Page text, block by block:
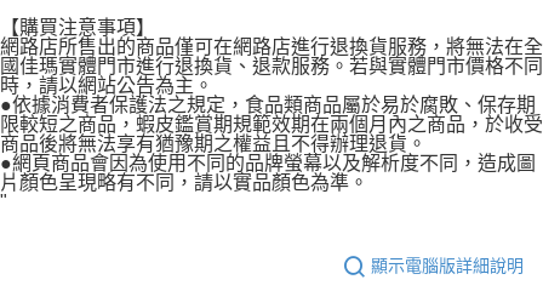
【購買注意事項】
網路店所售出的商品僅可在網路店進行退換貨服務，將無法在全
國佳瑪實體門市進行退換貨、退款服務。若與實體門市價格不同
時，請以網站公告為主。
●依據消費者保護法之規定，食品類商品屬於易於腐敗、保存期
限較短之商品，蝦皮鑑賞期規範效期在兩個月內之商品，於收受
商品後將無法享有猶豫期之權益且不得辦理退貨。
●網頁商品會因為使用不同的品牌螢幕以及解析度不同，造成圖
片顏色呈現略有不同，請以實品顏色為準。
"
顯示電腦版詳細說明